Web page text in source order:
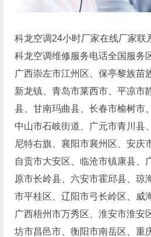
科龙空调24小时厂家在线厂家联
科龙空调维修服务电话全国服务
广西崇左市江州区、保亭黎族苗
新龙镇、青岛市莱西市、平凉市
县、甘南玛曲县、长春市榆树市
中山市石岐街道、广元市青川县
尼特右旗、襄阳市襄州区、安庆
自贡市大安区、临沧市镇康县、
原市长岭县、六安市霍邱县、琼
市平桂区、辽阳市弓长岭区、威
广西梧州市万秀区、淮安市淮安
坊市昌邑市、衡阳市南岳区、重